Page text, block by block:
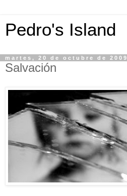
Pedro's Island
martes, 20 de octubre de 2009
Salvación